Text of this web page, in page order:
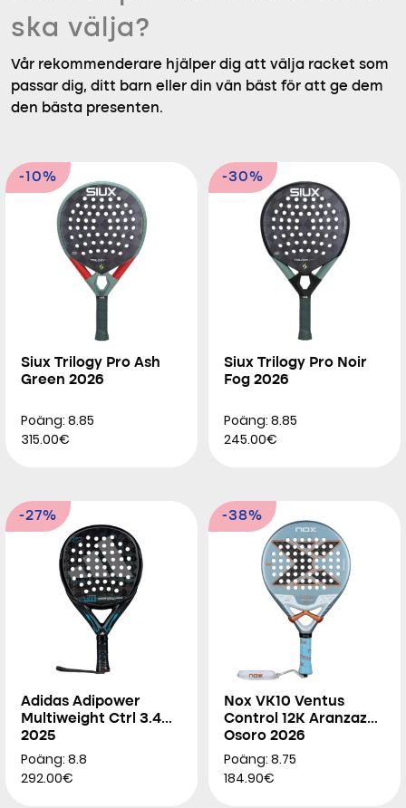
ska välja?
Vår rekommenderare hjälper dig att välja racket som
passar dig, ditt barn eller din vän bäst för att ge dem
den bästa presenten.
-10%
Siux Trilogy Pro Ash
Green 2026
Poäng: 8.85
315.00€
-30%
Siux Trilogy Pro Noir
Fog 2026
Poäng: 8.85
245.00€
-27%
Adidas Adipower
Multiweight Ctrl 3.4
2025
Poäng: 8.8
292.00€
-38%
Nox VK10 Ventus
Control 12K Aranzazu
Osoro 2026
Poäng: 8.75
184.90€